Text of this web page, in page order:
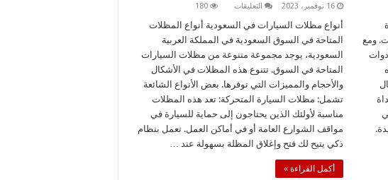
ومع
16 نوفمبر، 2023 التعليقات
مظلات
السيارات
في
السعودية
مغلقة
180
أنواع مظلات السيارات في السعودية أنواع المظلات
المتاحة في السوق السعودية في المملكة العربية
السعودية، يوجد مجموعة متنوعة من مظلات السيارات
المتاحة في السوق. تتنوع هذه المظلات في الأشكال
والأحجام والمميزات التي توفرها. بعض الأنواع الشائعة
تشمل: مظلات السيارة المتحركة: تعد هذه المظلات
مناسبة لأولئك الذين يحتاجون إلى حماية للسيارة في
مواقف الشوارع العامة أو في أماكن العمل. تعمل بنظام
ذكي يتيح لك فتح وإغلاق المظلة بسهولة عند …
أكمل القراءة »